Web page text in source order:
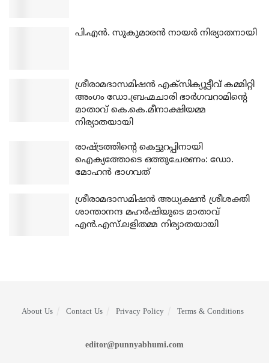
പി.എന്‍. സുകുമാരന്‍ നായര്‍ നിര്യാതനായി
ശ്രീരാമദാസമിഷന്‍ എക്‌സിക്യൂട്ടീവ് കമ്മിറ്റി
അംഗം ഡോ.ബ്രഹ്മചാരി ഭാര്‍ഗവറാമിന്റെ
മാതാവ് കെ.കെ.മീനാക്ഷിയമ്മ
നിര്യാതയായി
രാഷ്ട്രത്തിന്റെ കെട്ടുറപ്പിനായി
ഐക്യത്തോടെ ഒത്തുചേരണം: ഡോ.
മോഹന്‍ ഭാഗവത്
ശ്രീരാമദാസമിഷന്‍ അധ്യക്ഷന്‍ ശ്രീശക്തി
ശാന്താനന്ദ മഹര്‍ഷിയുടെ മാതാവ്
എന്‍.എസ്.ലളിതമ്മ നിര്യാതയായി
About Us Contact Us Privacy Policy Terms & Conditions
editor@punnyabhumi.com